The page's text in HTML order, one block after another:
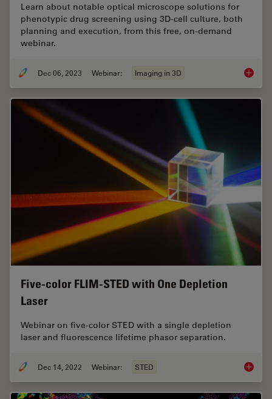
Learn about notable optical microscope solutions for
phenotypic drug screening using 3D-cell culture, both
planning and execution, from this free, on-demand
webinar.
Dec 06, 2023 Webinar: Imaging in 3D
Five-color FLIM-STED with One Depletion
Laser
Webinar on five-color STED with a single depletion
laser and fluorescence lifetime phasor separation.
Dec 14, 2022 Webinar: STED Five-